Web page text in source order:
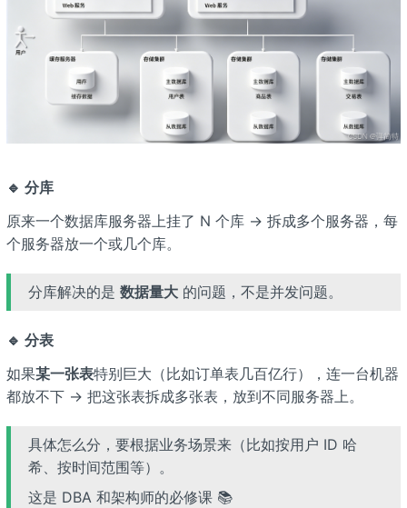
🔹 分库
原来一个数据库服务器上挂了 N 个库 → 拆成多个服务器，每
个服务器放一个或几个库。
分库解决的是 数据量大的问题，不是并发问题。
🔹 分表
如果某一张表特别巨大（比如订单表几百亿行），连一台机器
都放不下 → 把这张表拆成多张表，放到不同服务器上。
具体怎么分，要根据业务场景来（比如按用户 ID 哈
希、按时间范围等）。
这是 DBA 和架构师的必修课 📚